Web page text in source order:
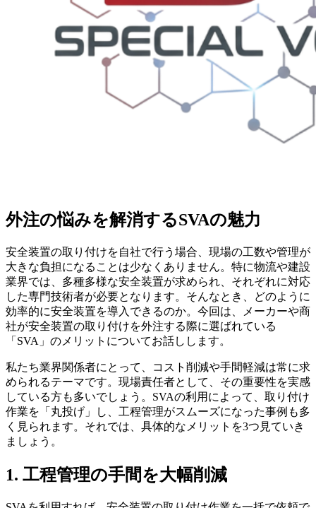
外注の悩みを解消するSVAの魅力
安全装置の取り付けを自社で行う場合、現場の工数や管理が
大きな負担になることは少なくありません。特に物流や建設
業界では、多種多様な安全装置が求められ、それぞれに対応
した専門技術者が必要となります。そんなとき、どのように
効率的に安全装置を導入できるのか。今回は、メーカーや商
社が安全装置の取り付けを外注する際に選ばれている
「SVA」のメリットについてお話しします。
私たち業界関係者にとって、コスト削減や手間軽減は常に求
められるテーマです。現場責任者として、その重要性を実感
している方も多いでしょう。SVAの利用によって、取り付け
作業を「丸投げ」し、工程管理がスムーズになった事例も多
く見られます。それでは、具体的なメリットを3つ見ていき
ましょう。
1. 工程管理の手間を大幅削減